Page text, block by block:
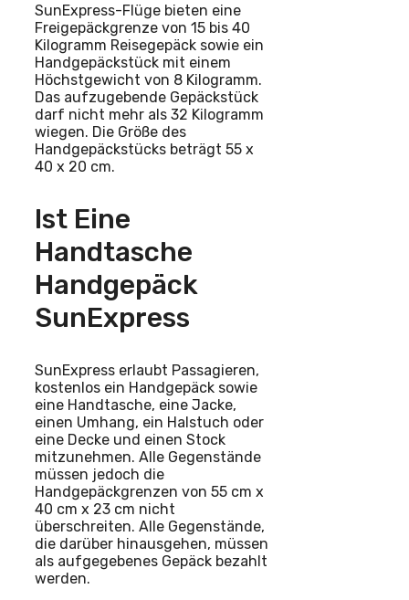
SunExpress-Flüge bieten eine
Freigepäckgrenze von 15 bis 40
Kilogramm Reisegepäck sowie ein
Handgepäckstück mit einem
Höchstgewicht von 8 Kilogramm.
Das aufzugebende Gepäckstück
darf nicht mehr als 32 Kilogramm
wiegen. Die Größe des
Handgepäckstücks beträgt 55 x
40 x 20 cm.
Ist Eine
Handtasche
Handgepäck
SunExpress
SunExpress erlaubt Passagieren,
kostenlos ein Handgepäck sowie
eine Handtasche, eine Jacke,
einen Umhang, ein Halstuch oder
eine Decke und einen Stock
mitzunehmen. Alle Gegenstände
müssen jedoch die
Handgepäckgrenzen von 55 cm x
40 cm x 23 cm nicht
überschreiten. Alle Gegenstände,
die darüber hinausgehen, müssen
als aufgegebenes Gepäck bezahlt
werden.